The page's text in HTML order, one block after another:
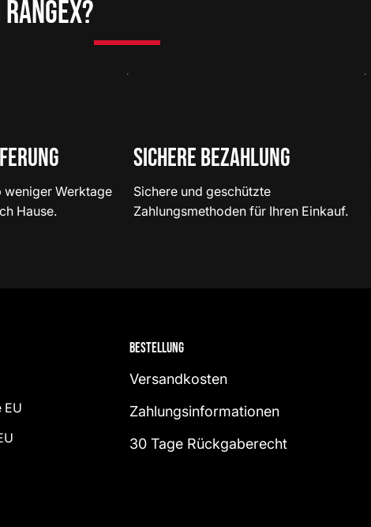
weniger Werktage
Hause.
Sichere Bezahlung
Sichere und geschützte
Zahlungsmethoden für Ihren Einkauf.
EU
Bestellung
Versandkosten
Zahlungsinformationen
30 Tage Rückgaberecht